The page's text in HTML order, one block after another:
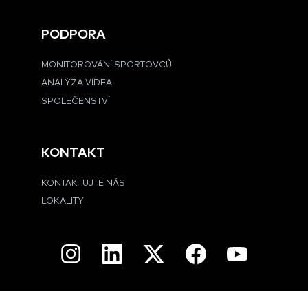
PODPORA
MONITOROVÁNÍ SPORTOVCŮ
ANALÝZA VIDEA
SPOLEČENSTVÍ
KONTAKT
KONTAKTUJTE NÁS
LOKALITY